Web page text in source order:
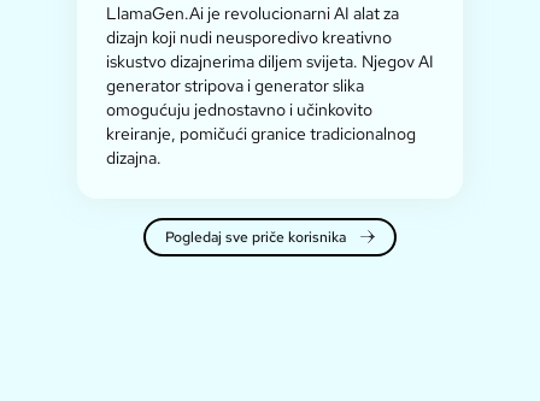
LlamaGen.Ai je revolucionarni AI alat za
dizajn koji nudi neusporedivo kreativno
iskustvo dizajnerima diljem svijeta. Njegov AI
generator stripova i generator slika
omogućuju jednostavno i učinkovito
kreiranje, pomičući granice tradicionalnog
dizajna.
Pogledaj sve priče korisnika